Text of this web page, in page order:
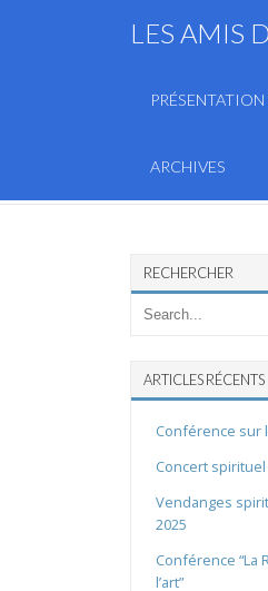
LES AMIS
ARCHIVES
RECHERCHER
ARTICLES RÉCENTS
Conférence sur
Concert
Vendanges
2025
Conférence “La
l’art”